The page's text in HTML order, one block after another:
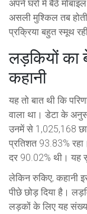
अपने घरों में बैठे
असली मुश्किल तब
प्रक्रिया बहुत स्मूथ
लड़कियों का
कहानी
यह तो बात थी कि
वाला था। डेटा के
उनमें से 1,025,168
प्रतिशत 93.83%
दर 90.02% थी। यह
लेकिन रुकिए, कहानी
पीछे छोड़ दिया है।
लड़कों के लिए यह